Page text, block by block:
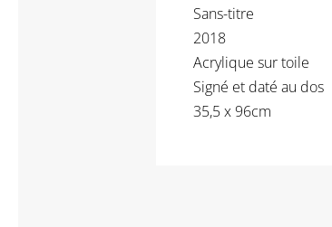
Sans-titre
2018
Acrylique sur toile
Signé et daté au dos
35,5 x 96cm